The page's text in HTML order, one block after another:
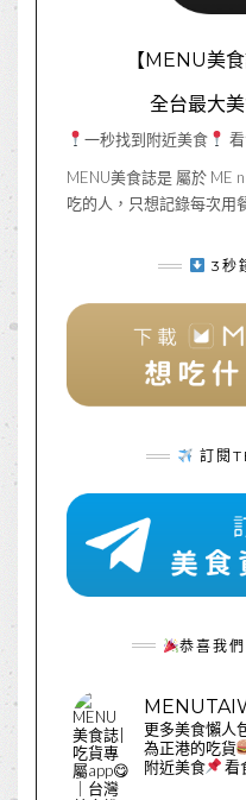
【MENU美
全台最大
一秒找到附近美食
MENU美食誌是 屬於 ME
吃的人，只想記錄每次用
3秒
訂閱
恭喜我
更多美食懶人
為正港的吃貨
附近美食
看